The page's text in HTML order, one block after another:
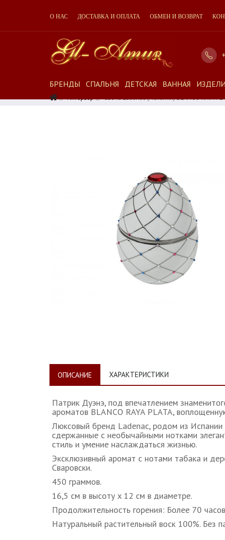
О НАС ДОСТАВКА И ОПЛАТА ОБМЕН И ВОЗВРАТ
БРЕНДЫ СПАЛЬНЯ ДЕТСКАЯ ВАННАЯ
Интерьер Свеча Ladenac (Испания) BLANCO RAYA
ОПИСАНИЕ ХАРАКТЕРИСТИКИ
Патрик Дуэнэ, под впечатлением
ароматов BLANCO RAYA PLATA,
Люксовый бренд Ladenac, родом из
сдержанные с необычайными нотками
стиль и умение наслаждаться жизнью.
Эксклюзивный аромат с нотами табака и
Сваровски.
450 граммов.
16,5 см в высоту x 12 см в диаметре.
Продолжительность горения: Более 70
Натуральный растительный воск 100%. Без